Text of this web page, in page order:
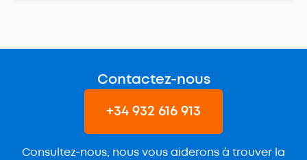
Contactez-nous
+34 932 616 913
Consultez-nous, nous vous aiderons à trouver la